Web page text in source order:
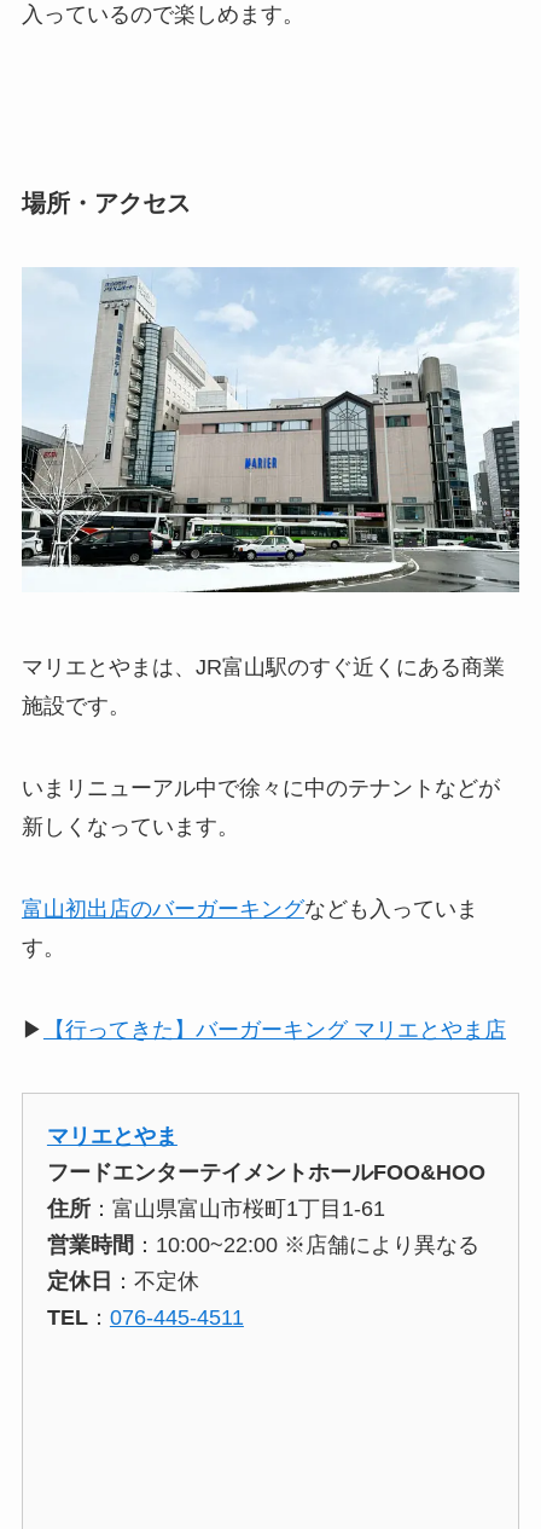
入っているので楽しめます。
場所・アクセス
マリエとやまは、JR富山駅のすぐ近くにある商業
施設です。
いまリニューアル中で徐々に中のテナントなどが
新しくなっています。
富山初出店のバーガーキングなども入っていま
す。
▶︎ 【行ってきた】バーガーキング マリエとやま店
マリエとやま
フードエンターテイメントホールFOO&HOO
住所： 富山県富山市桜町1丁目1-61
営業時間 ：10:00~22:00 ※店舗により異なる
定休日 ：不定休
TEL： 076-445-4511